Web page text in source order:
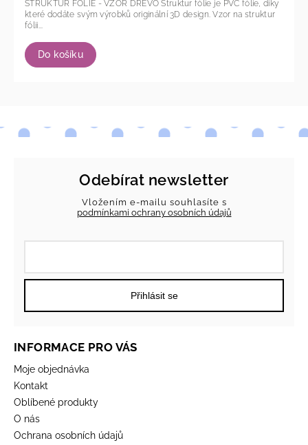
Do košíku
STRUKTUR FÓLIE - VZOR DŘEVO Struktur fólie je PVC fólie, díky
které dodáte svým výrobků originální 3D design. Vzor na struktur
fólii...
Odebírat newsletter
Vložením e-mailu souhlasíte s
podmínkami ochrany osobních údajů
Přihlásit se
INFORMACE PRO VÁS
Moje objednávka
Kontakt
Oblíbené produkty
O nás
Ochrana osobních údajů